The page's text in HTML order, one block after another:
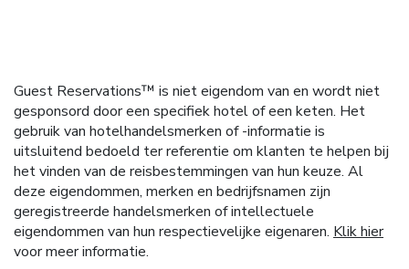
Guest Reservations™ is niet eigendom van en wordt niet
gesponsord door een specifiek hotel of een keten. Het
gebruik van hotelhandelsmerken of -informatie is
uitsluitend bedoeld ter referentie om klanten te helpen bij
het vinden van de reisbestemmingen van hun keuze. Al
deze eigendommen, merken en bedrijfsnamen zijn
geregistreerde handelsmerken of intellectuele
eigendommen van hun respectievelijke eigenaren. Klik hier
voor meer informatie.